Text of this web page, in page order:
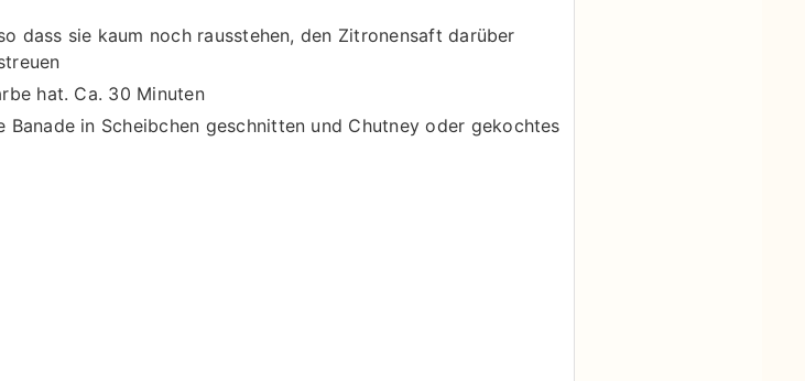
dass sie kaum noch rausstehen, den Zitronensaft darüber
hat. Ca. 30 Minuten
in Scheibchen geschnitten und Chutney oder gekochtes